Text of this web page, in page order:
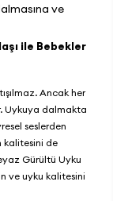
ve
ile Bebekler
Ancak her
Uykuya dalmakta
seslerden
kalitesini de
Gürültü Uyku
ve uyku kalitesini